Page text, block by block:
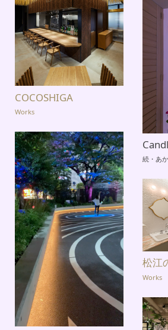
COCOSHIGA
Works
続・あ
松江
Works